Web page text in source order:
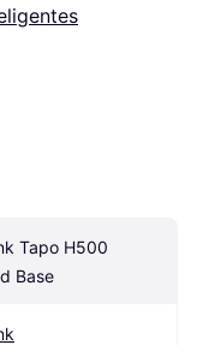
Tapo H500
Base